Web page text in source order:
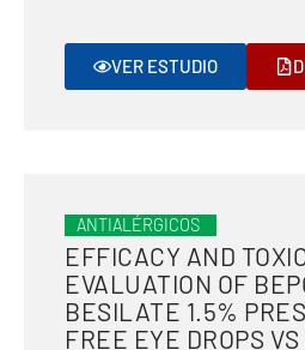
VER ESTUDIO
ANTIALÉRGICOS
EFFICACY AND
EVALUATION OF
BESILATE 1.5%
FREE EYE DROPS